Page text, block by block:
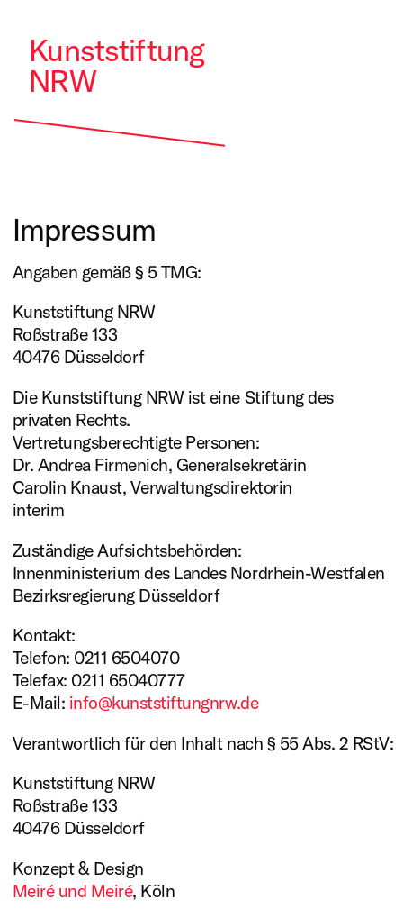
Kunststiftung
NRW
Impressum
Angaben gemäß § 5 TMG:
Kunststiftung NRW
Roßstraße 133
40476 Düsseldorf
Die Kunststiftung NRW ist eine Stiftung des
privaten Rechts.
Vertretungsberechtigte Personen:
Dr. Andrea Firmenich, Generalsekretärin
Carolin Knaust, Verwaltungsdirektorin
interim
Zuständige Aufsichtsbehörden:
Innenministerium des Landes Nordrhein-Westfalen
Bezirksregierung Düsseldorf
Kontakt:
Telefon: 0211 6504070
Telefax: 0211 65040777
E-Mail: info@kunststiftungnrw.de
Verantwortlich für den Inhalt nach § 55 Abs. 2 RStV:
Kunststiftung NRW
Roßstraße 133
40476 Düsseldorf
Konzept & Design
Meiré und Meiré, Köln